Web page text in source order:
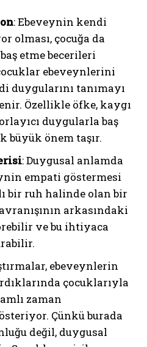
: Ebeveynin kendi
olması, çocuğa da
etme becerileri
ebeveynlerini
duygularını tanımayı
Özellikle öfke, kaygı
duygularla baş
büyük önem taşır.
: Duygusal anlamda
empati göstermesi
bir ruh halinde olan bir
arkasındaki
ve bu ihtiyaca
ebeveynlerin
çocuklarıyla
zaman
Çünkü burada
değil, duygusal